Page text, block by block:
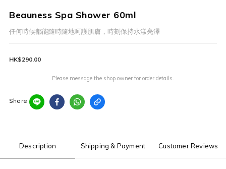
Beauness Spa Shower 60ml
任何時候都能隨時隨地呵護肌膚，時刻保持水漾亮澤
HK$290.00
Please message the shop owner for order details.
Share
Description Shipping & Payment Customer Reviews